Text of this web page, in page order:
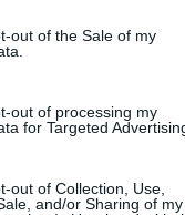
below specified
out of the Sale of my
out of processing my
for Targeted
out of Collection, Use,
and/or Sharing of my
Bánffy
Nagy Péter
Énekkara Varjasi
Puskás
Jenő, Grosics Gyula és
és a